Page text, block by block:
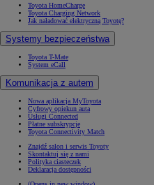
Toyota HomeCharge
Toyota Charging Network
Jak naładować elektryczną Toyotę?
Systemy bezpieczeństwa
Toyota T-Mate
System eCall
Komunikacja z autem
Nowa aplikacja MyToyota
Cyfrowy opiekun auta
Usługi Connected
Płatne subskrypcje
Toyota Connectivity Match
Znajdź salon i serwis Toyoty
Skontaktuj się z nami
Polityka ciasteczek
Deklaracja dostępności